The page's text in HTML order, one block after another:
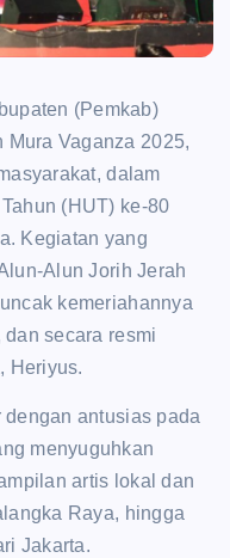
(Pemkab)
Mura Vaganza 2025,
dalam
(HUT) ke-80
Kegiatan yang
Alun Jorih Jerah
kemeriahannya
secara resmi
Heriyus.
antusias pada
menyuguhkan
artis lokal dan
Raya, hingga
Jakarta.